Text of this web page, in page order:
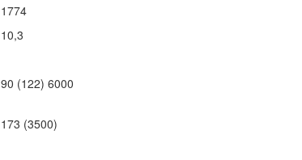
1774
10,3
90 (122) 6000
173 (3500)